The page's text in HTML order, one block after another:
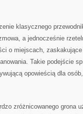
klasycznego
a jednocześnie
o miejscach,
Takie podejście
opowieścią dla
zróżnicowanego grona